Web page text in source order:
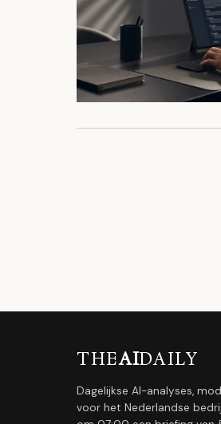
THEAIDAILY
Dagelijkse AI-analyses,
voor het Nederlandse